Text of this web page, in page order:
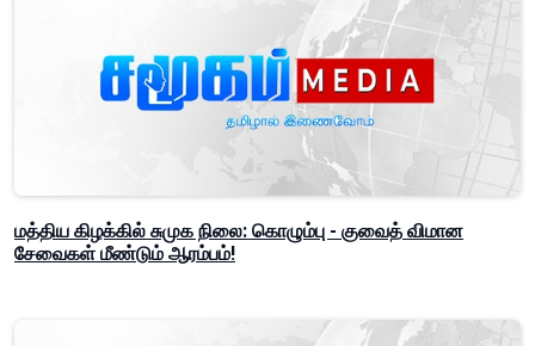
மத்திய கிழக்கில் சுமுக நிலை: கொழும்பு - குவைத் விமான
சேவைகள் மீண்டும் ஆரம்பம்!